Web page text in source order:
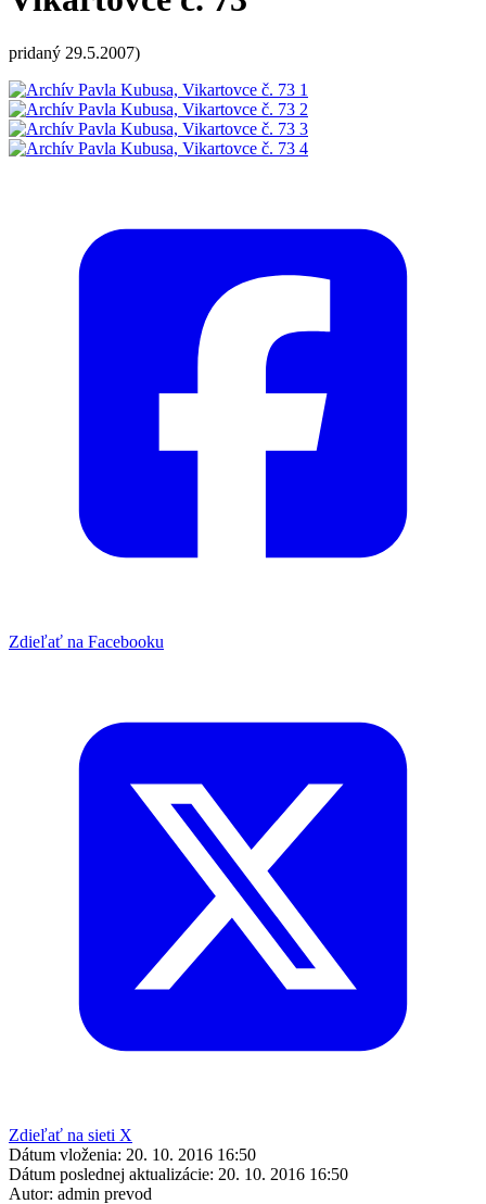
pridaný 29.5.2007)
Zdieľať na Facebooku
Zdieľať na sieti X
Dátum vloženia: 20. 10. 2016 16:50
Dátum poslednej aktualizácie: 20. 10. 2016 16:50
Autor: admin prevod